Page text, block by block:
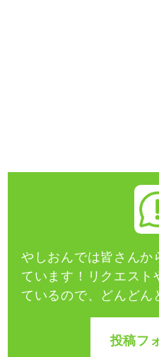
やしおんでは皆さんか
ています！ リクエス
ているので、どんどん
投稿フ